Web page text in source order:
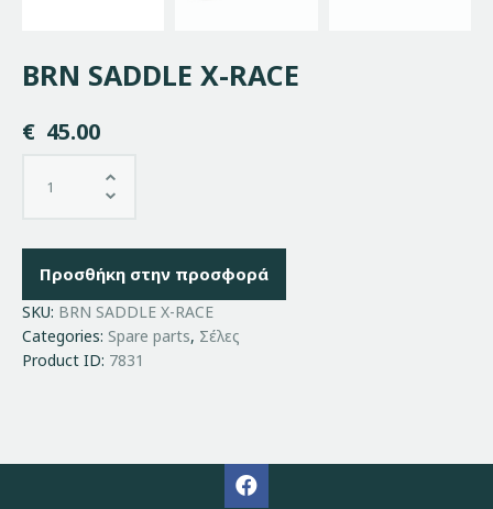
BRN SADDLE X-RACE
€ 45.00
Προσθήκη στην προσφορά
SKU: BRN SADDLE X-RACE
Categories: Spare parts, Σέλες
Product ID: 7831